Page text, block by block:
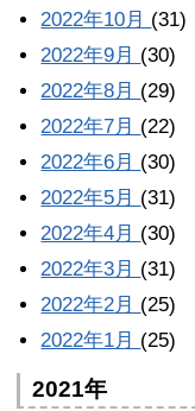
2022年10月 (31)
2022年9月 (30)
2022年8月 (29)
2022年7月 (22)
2022年6月 (30)
2022年5月 (31)
2022年4月 (30)
2022年3月 (31)
2022年2月 (25)
2022年1月 (25)
2021年